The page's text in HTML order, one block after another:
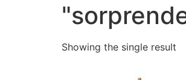
Showing the single result